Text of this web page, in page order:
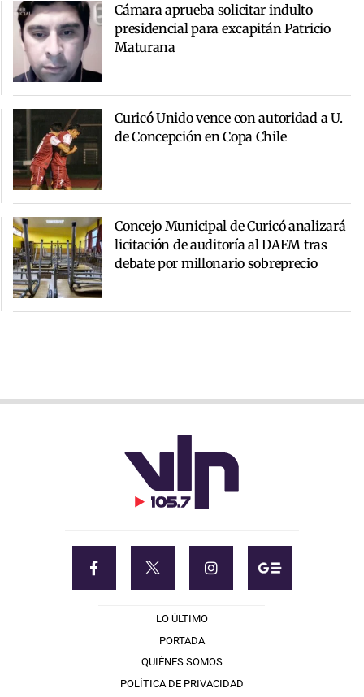
Cámara aprueba solicitar indulto
presidencial para excapitán Patricio
Maturana
Curicó Unido vence con autoridad a U.
de Concepción en Copa Chile
Concejo Municipal de Curicó analizará
licitación de auditoría al DAEM tras
debate por millonario sobreprecio
LO ÚLTIMO
PORTADA
QUIÉNES SOMOS
POLÍTICA DE PRIVACIDAD